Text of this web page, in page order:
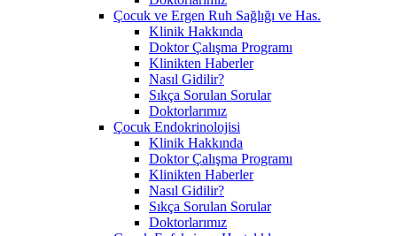
Çocuk ve Ergen Ruh Sağlığı ve Has.
Klinik Hakkında
Doktor Çalışma Programı
Klinikten Haberler
Nasıl Gidilir?
Sıkça Sorulan Sorular
Doktorlarımız
Çocuk Endokrinolojisi
Klinik Hakkında
Doktor Çalışma Programı
Klinikten Haberler
Nasıl Gidilir?
Sıkça Sorulan Sorular
Doktorlarımız